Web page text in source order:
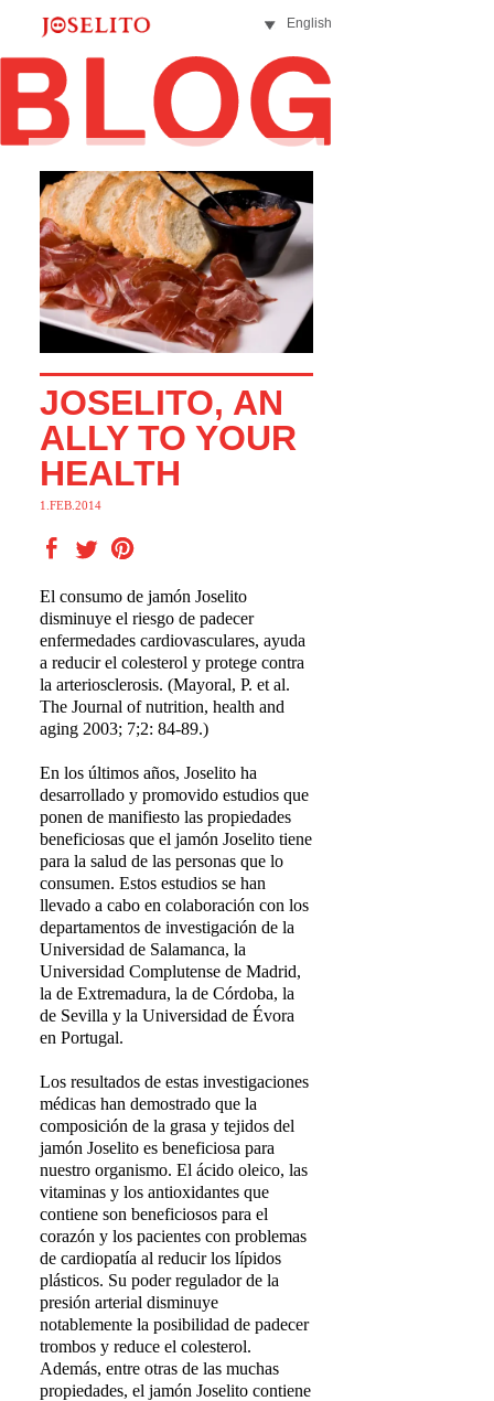
English
JOSELITO, AN
ALLY TO YOUR
HEALTH
1.FEB.2014
El consumo de jamón Joselito
disminuye el riesgo de padecer
enfermedades cardiovasculares, ayuda
a reducir el colesterol y protege contra
la arteriosclerosis. (Mayoral, P. et al.
The Journal of nutrition, health and
aging 2003; 7;2: 84-89.)
En los últimos años, Joselito ha
desarrollado y promovido estudios que
ponen de manifiesto las propiedades
beneficiosas que el jamón Joselito tiene
para la salud de las personas que lo
consumen. Estos estudios se han
llevado a cabo en colaboración con los
departamentos de investigación de la
Universidad de Salamanca, la
Universidad Complutense de Madrid,
la de Extremadura, la de Córdoba, la
de Sevilla y la Universidad de Évora
en Portugal.
Los resultados de estas investigaciones
médicas han demostrado que la
composición de la grasa y tejidos del
jamón Joselito es beneficiosa para
nuestro organismo. El ácido oleico, las
vitaminas y los antioxidantes que
contiene son beneficiosos para el
corazón y los pacientes con problemas
de cardiopatía al reducir los lípidos
plásticos. Su poder regulador de la
presión arterial disminuye
notablemente la posibilidad de padecer
trombos y reduce el colesterol.
Además, entre otras de las muchas
propiedades, el jamón Joselito contiene